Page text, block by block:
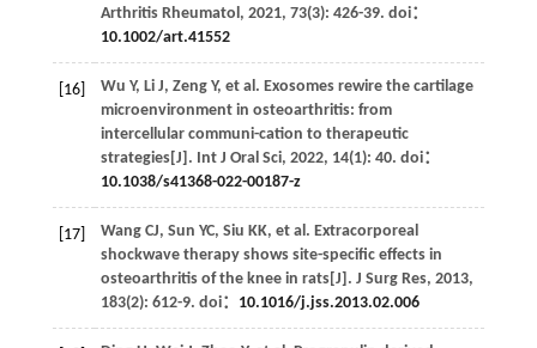
Arthritis Rheumatol , 2021, 73(3): 426-39. doi：
10.1002/art.41552
[16] Wu Y, Li J, Zeng Y, et al . Exosomes rewire the cartilage
microenvironment in osteoarthritis: from
intercellular communi-cation to therapeutic
strategies[J]. Int J Oral Sci, 2022, 14(1): 40. doi：
10.1038/s41368-022-00187-z
[17] Wang CJ, Sun YC, Siu KK, et al . Extracorporeal
shockwave therapy shows site-specific effects in
osteoarthritis of the knee in rats[J]. J Surg Res, 2013,
183(2): 612-9. doi： 10.1016/j.jss.2013.02.006